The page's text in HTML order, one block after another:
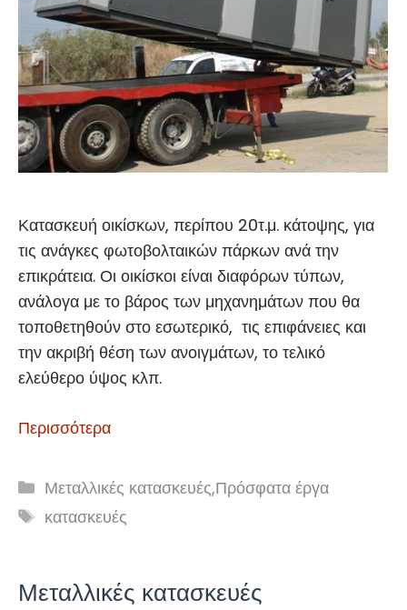
Κατασκευή οικίσκων, περίπου 20τ.μ. κάτοψης, για
τις ανάγκες φωτοβολταικών πάρκων ανά την
επικράτεια. Οι οικίσκοι είναι διαφόρων τύπων,
ανάλογα με το βάρος των μηχανημάτων που θα
τοποθετηθούν στο εσωτερικό, τις επιφάνειες και
την ακριβή θέση των ανοιγμάτων, το τελικό
ελεύθερο ύψος κλπ.
Περισσότερα
Κατηγορίες
Μεταλλικές κατασκευές,Πρόσφατα έργα
Ετικέτες
κατασκευές
Μεταλλικές κατασκευές